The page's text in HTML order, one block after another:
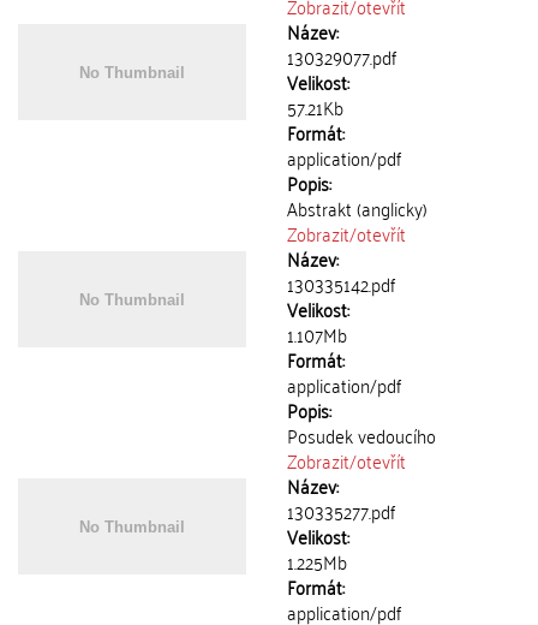
Název:
130329077.pdf
Velikost:
57.21Kb
Formát:
application/pdf
Popis:
Abstrakt (anglicky)
Zobrazit/otevřít
Název:
130335142.pdf
Velikost:
1.107Mb
Formát:
application/pdf
Popis:
Posudek vedoucího
Zobrazit/otevřít
Název:
130335277.pdf
Velikost:
1.225Mb
Formát:
application/pdf